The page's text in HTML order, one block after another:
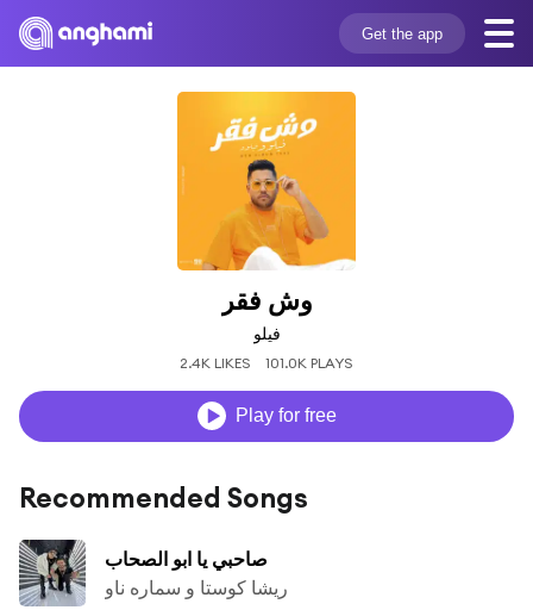
Get the app
وش فقر
فيلو
2.4K LIKES 101.0K PLAYS
Play for free
Recommended Songs
صاحبي يا ابو الصحاب
ريشا كوستا و سماره ناو